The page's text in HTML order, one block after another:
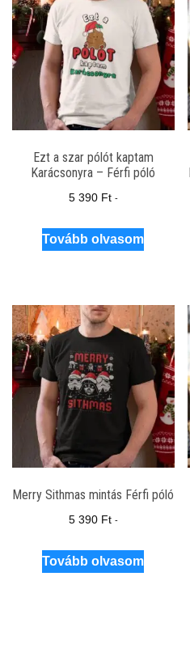
Ezt a szar pólót kaptam
Karácsonyra – Férfi póló
5 390 Ft -
Tovább olvasom
Merry Sithmas mintás Férfi póló
5 390 Ft -
Tovább olvasom